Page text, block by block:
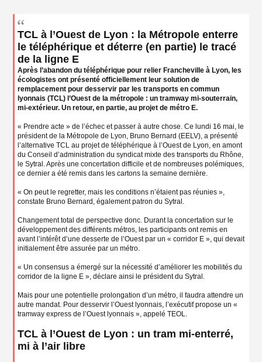
o
TCL à l’Ouest de Lyon : la Métropole enterre
le téléphérique et déterre (en partie) le tracé
de la ligne E
Après l’abandon du téléphérique pour relier Francheville à Lyon, les
écologistes ont présenté officiellement leur solution de
remplacement pour desservir par les transports en commun
lyonnais (TCL) l’Ouest de la métropole : un tramway mi-souterrain,
mi-extérieur. Un retour, en partie, au projet de métro E.
« Prendre acte » de l’échec et passer à autre chose. Ce lundi 16 mai, le
président de la Métropole de Lyon, Bruno Bernard (EELV), a présenté
l’alternative TCL au projet de téléphérique à l’Ouest de Lyon, en amont
du Conseil d’administration du syndicat mixte des transports du Rhône,
le Sytral. Après une concertation difficile et de nombreuses polémiques,
ce dernier a été remis dans les cartons la semaine dernière.
« On peut le regretter, mais les conditions n’étaient pas réunies »,
constate Bruno Bernard, également patron du Sytral.
Changement total de perspective donc. Durant la concertation sur le
développement des différents métros, les participants ont remis en
avant l’intérêt d’une desserte de l’Ouest par un « corridor E », qui devait
initialement être assurée par un métro.
« Un consensus a émergé sur la nécessité d’améliorer les mobilités du
corridor de la ligne E », déclare ainsi le président du Sytral.
Mais pour une potentielle prolongation d’un métro, il faudra attendre un
autre mandat. Pour desservir l’Ouest lyonnais, l’exécutif propose un «
tramway express de l’Ouest lyonnais », appelé TEOL.
TCL à l’Ouest de Lyon : un tram mi-enterré,
mi à l’air libre